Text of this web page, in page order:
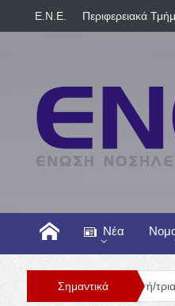
E.N.E. Περιφερειακά
Νέα
Σημαντικά
Νοσηλευτή/τριας στον